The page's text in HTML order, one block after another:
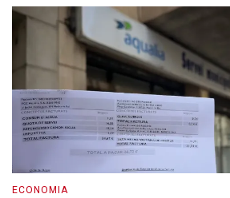
ECONOMIA